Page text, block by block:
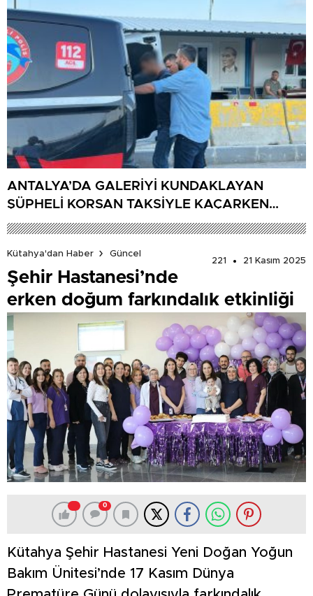
ANTALYA’DA GALERİYİ KUNDAKLAYAN
ŞÜPHELİ KORSAN TAKSİYLE KAÇARKEN
KÜTAHYA’DA YAKALANDI
Kütahya'dan Haber
Güncel
221
21 Kasım 2025
Şehir Hastanesi’nde
erken doğum farkındalık etkinliği
0
Kütahya Şehir Hastanesi Yeni Doğan Yoğun
Bakım Ünitesi’nde 17 Kasım Dünya